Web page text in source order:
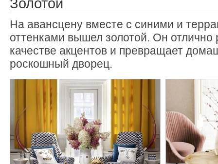
Золотой
На авансцену вместе с синими и
оттенками вышел золотой. Он отлично
качестве акцентов и превращает
роскошный дворец.